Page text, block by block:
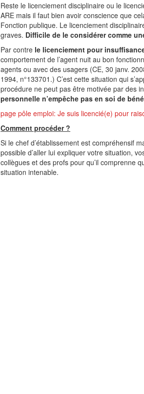
Reste le licenciement disciplinaire ou le
ARE mais il faut bien avoir conscience que
Fonction publique. Le licenciement
graves. Difficile de le considérer comme
Par contre le licenciement pour
comportement de l’agent nuit au bon
agents ou avec des usagers (CE, 30 janv.
1994, n°133701.) C’est cette situation qui
procédure ne peut pas être motivée par des
personnelle n’empêche pas en soi de
page pôle emploi: Je suis licencié(e) pour
Comment procéder ?
Si le chef d’établissement est compréhensif
possible d’aller lui expliquer votre situation,
collègues et des profs pour qu’il comprenne
situation intenable.